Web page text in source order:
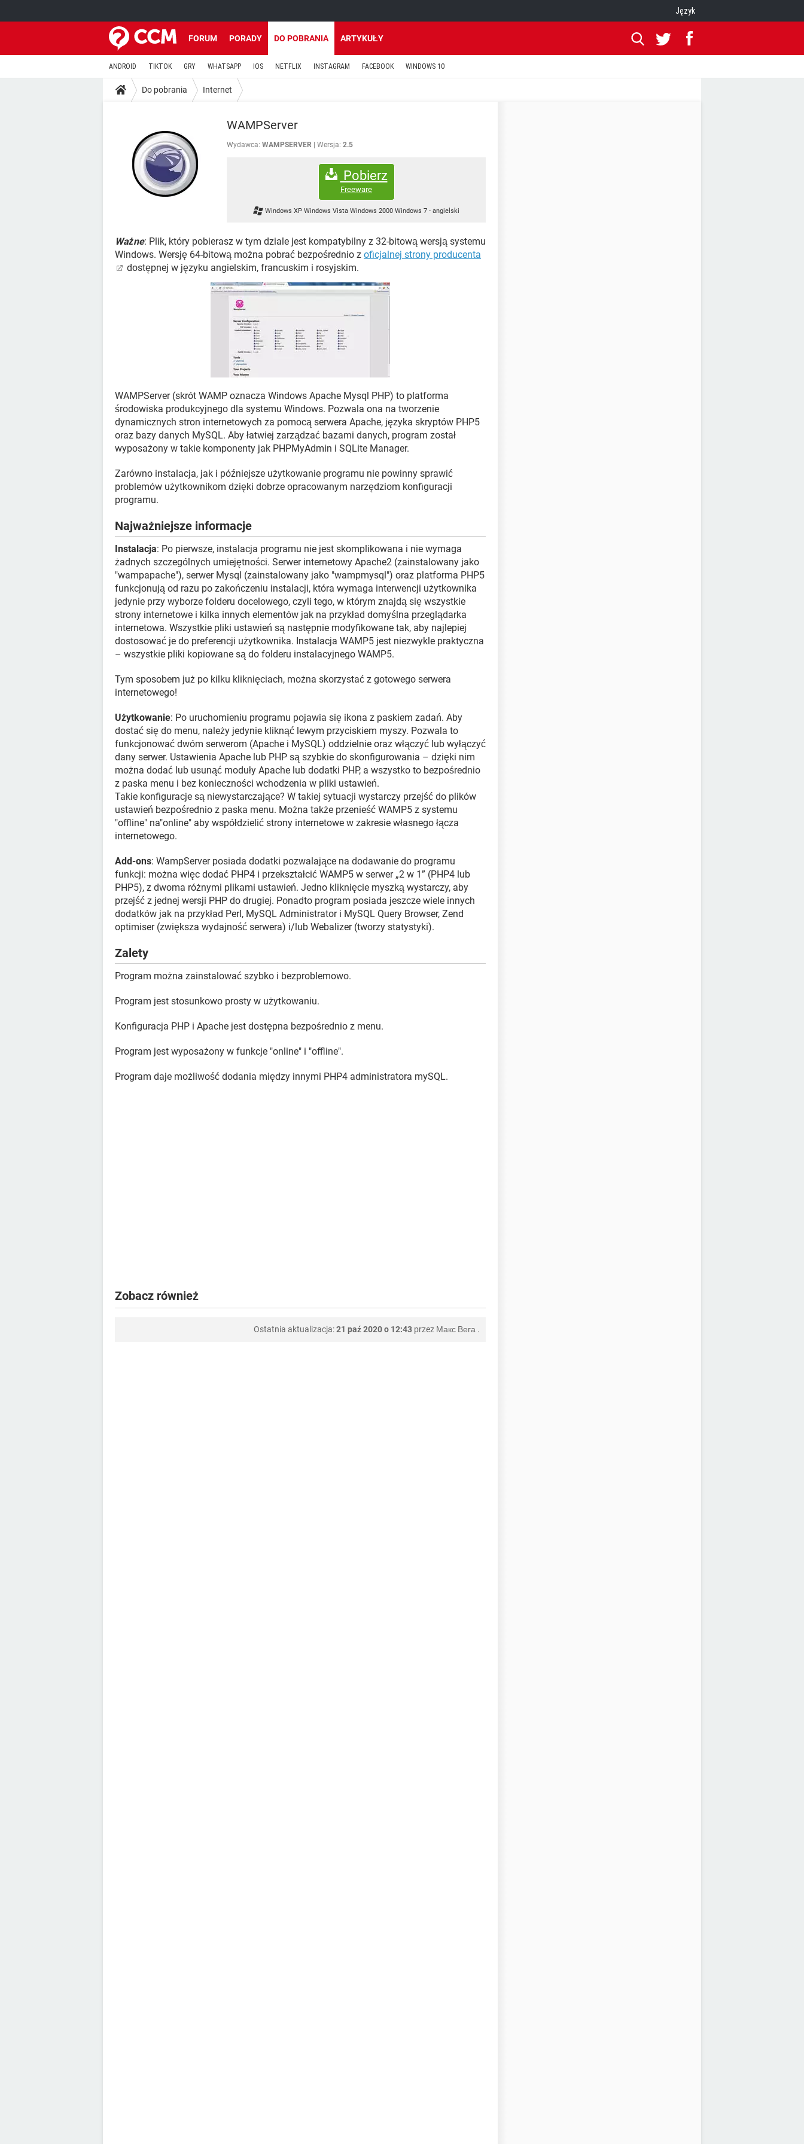
Język
FORUM PORADY DO POBRANIA ARTYKUŁY
ANDROID TIKTOK GRY WHATSAPP IOS NETFLIX INSTAGRAM FACEBOOK WINDOWS 10
Do pobrania Internet
WAMPServer
Wydawca: WAMPSERVER Wersja: 2.5
Pobierz
Freeware
Windows XP Windows Vista Windows 2000 Windows 7-angielski
Ważne: Plik, który pobierasz w tym dziale jest kompatybilny z 32-bitową wersją systemu
Windows. Wersję 64-bitową można pobrać bezpośrednio z oficjalnej strony producenta
dostępnej w języku angielskim, francuskim i rosyjskim.
WAMPServer (skrót WAMP oznacza Windows Apache Mysql PHP) to platforma
środowiska produkcyjnego dla systemu Windows. Pozwala ona na tworzenie
dynamicznych stron internetowych za pomocą serwera Apache, języka skryptów PHP5
oraz bazy danych MySQL. Aby łatwiej zarządzać bazami danych, program został
wyposażony w takie komponenty jak PHPMyAdmin i SQLite Manager.
Zarówno instalacja, jak i późniejsze użytkowanie programu nie powinny sprawić
problemów użytkownikom dzięki dobrze opracowanym narzędziom konfiguracji
programu.
Najważniejsze informacje
Instalacja: Po pierwsze, instalacja programu nie jest skomplikowana i nie wymaga
żadnych szczególnych umiejętności. Serwer internetowy Apache2 (zainstalowany jako
"wampapache"), serwer Mysql (zainstalowany jako "wampmysql") oraz platforma PHP5
funkcjonują od razu po zakończeniu instalacji, która wymaga interwencji użytkownika
jedynie przy wyborze folderu docelowego, czyli tego, w którym znajdą się wszystkie
strony internetowe i kilka innych elementów jak na przykład domyślna przeglądarka
internetowa. Wszystkie pliki ustawień są następnie modyfikowane tak, aby najlepiej
dostosować je do preferencji użytkownika. Instalacja WAMP5 jest niezwykle praktyczna
– wszystkie pliki kopiowane są do folderu instalacyjnego WAMP5.
Tym sposobem już po kilku kliknięciach, można skorzystać z gotowego serwera
internetowego!
Użytkowanie: Po uruchomieniu programu pojawia się ikona z paskiem zadań. Aby
dostać się do menu, należy jedynie kliknąć lewym przyciskiem myszy. Pozwala to
funkcjonować dwóm serwerom (Apache i MySQL) oddzielnie oraz włączyć lub wyłączyć
dany serwer. Ustawienia Apache lub PHP są szybkie do skonfigurowania – dzięki nim
można dodać lub usunąć moduły Apache lub dodatki PHP, a wszystko to bezpośrednio
z paska menu i bez konieczności wchodzenia w pliki ustawień.
Takie konfiguracje są niewystarczające? W takiej sytuacji wystarczy przejść do plików
ustawień bezpośrednio z paska menu. Można także przenieść WAMP5 z systemu
"offline" na"online" aby współdzielić strony internetowe w zakresie własnego łącza
internetowego.
Add-ons: WampServer posiada dodatki pozwalające na dodawanie do programu
funkcji: można więc dodać PHP4 i przekształcić WAMP5 w serwer „2 w 1” (PHP4 lub
PHP5), z dwoma różnymi plikami ustawień. Jedno kliknięcie myszką wystarczy, aby
przejść z jednej wersji PHP do drugiej. Ponadto program posiada jeszcze wiele innych
dodatków jak na przykład Perl, MySQL Administrator i MySQL Query Browser, Zend
optimiser (zwiększa wydajność serwera) i/lub Webalizer (tworzy statystyki).
Zalety
Program można zainstalować szybko i bezproblemowo.
Program jest stosunkowo prosty w użytkowaniu.
Konfiguracja PHP i Apache jest dostępna bezpośrednio z menu.
Program jest wyposażony w funkcje "online" i "offline".
Program daje możliwość dodania między innymi PHP4 administratora mySQL.
Zobacz również
Ostatnia aktualizacja:21 paź 2020 o 12:43 przez Макс Вега .